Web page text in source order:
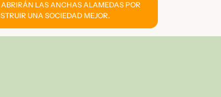
LAS ANCHAS ALAMEDAS POR
UNA SOCIEDAD MEJOR.